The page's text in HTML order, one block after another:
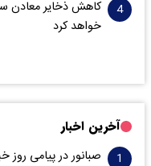
کاهش ذخایر معادن
خواهد کرد
آخرین اخبار
صبانور در پیامی روز